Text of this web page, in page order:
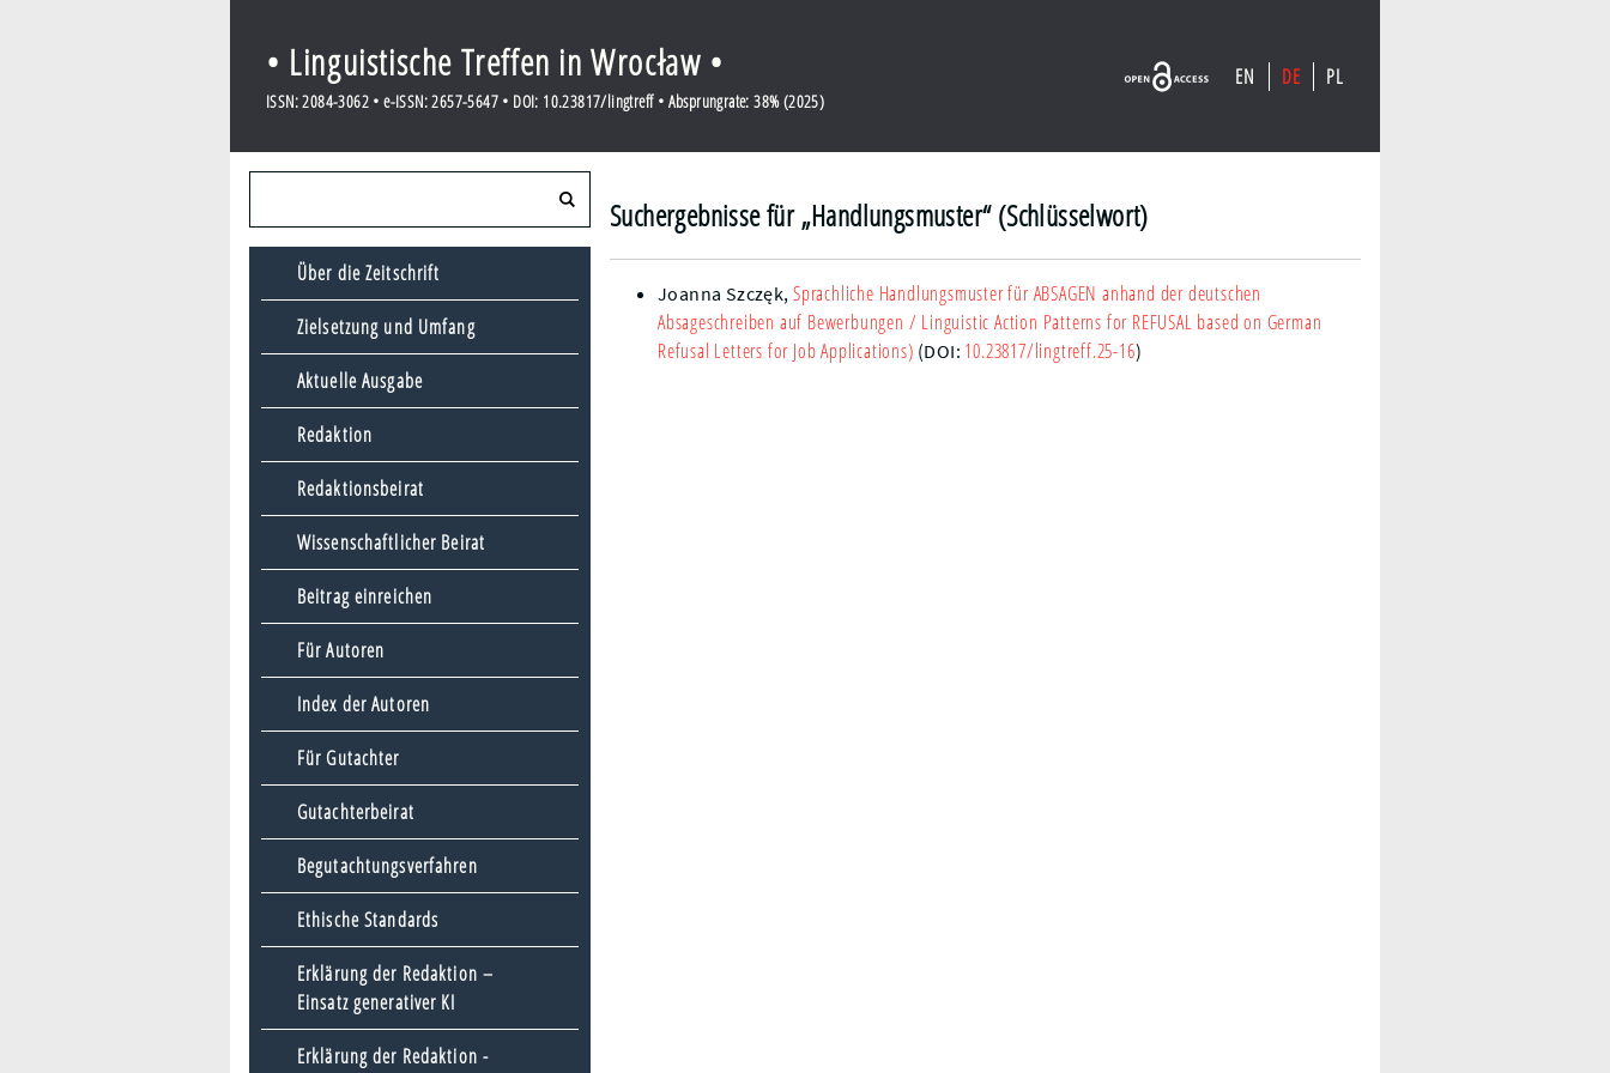
• Linguistische Treffen in Wrocław •
ISSN: 2084-3062 • e-ISSN: 2657-5647 • DOI: 10.23817/lingtreff • Absprungrate: 38% (2025)
EN DE PL
Über die Zeitschrift
Zielsetzung und Umfang
Aktuelle Ausgabe
Redaktion
Redaktionsbeirat
Wissenschaftlicher Beirat
Beitrag einreichen
Für Autoren
Index der Autoren
Für Gutachter
Gutachterbeirat
Begutachtungsverfahren
Ethische Standards
Erklärung der Redaktion –
Einsatz generativer KI
Erklärung der Redaktion -
Suchergebnisse für „Handlungsmuster“ (Schlüsselwort)
Joanna Szczęk,Sprachliche Handlungsmuster für ABSAGEN anhand der deutschen
Absageschreiben auf Bewerbungen / Linguistic Action Patterns for REFUSAL based on German
Refusal Letters for Job Applications) (DOI: 10.23817/lingtreff.25-16)